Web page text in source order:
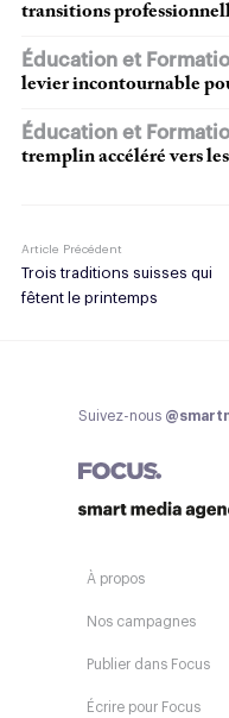
transitions
Éducation et
levier incontournable
Éducation et
tremplin accéléré vers
Article Précédent
Trois traditions suisses qui
fêtent le printemps
Suivez-nous
À propos
Nos campagnes
Publier dans Focus
Écrire pour Focus